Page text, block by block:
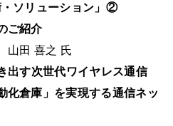
ソリューション」②
ご紹介
山田 喜之 氏
出す次世代ワイヤレス通信
化倉庫」を実現する通信ネッ